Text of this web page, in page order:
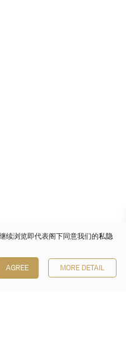
续浏览即代表阁下同意我们的私隐
AGREE MORE DETAIL